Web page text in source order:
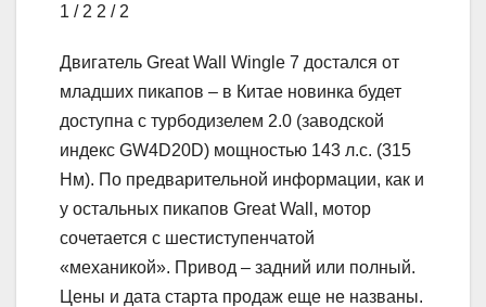
1 / 2 2 / 2
Двигатель Great Wall Wingle 7 достался от
младших пикапов – в Китае новинка будет
доступна с турбодизелем 2.0 (заводской
индекс GW4D20D) мощностью 143 л.с. (315
Нм). По предварительной информации, как и
у остальных пикапов Great Wall, мотор
сочетается с шестиступенчатой
«механикой». Привод – задний или полный.
Цены и дата старта продаж еще не названы.